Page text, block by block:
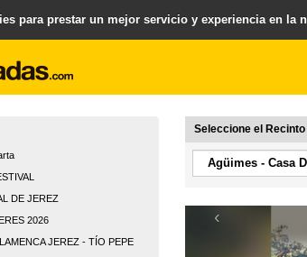
y Gestion de Entradas .
DE JEREZ
2026
JEREZ - TÍO PEPE
Seleccione el Recinto
‹
para prestar un mejor servicio y experiencia en la